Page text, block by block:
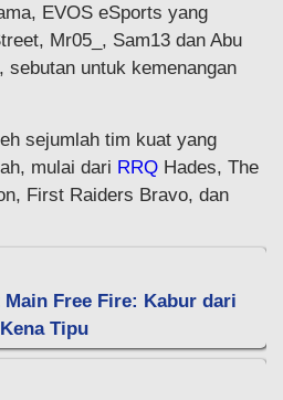
EVOS eSports yang
Mr05_, Sam13 dan Abu
sebutan untuk kemenangan
sejumlah tim kuat yang
mulai dari RRQ Hades, The
First Raiders Bravo, dan
Main Free Fire: Kabur dari
Tipu